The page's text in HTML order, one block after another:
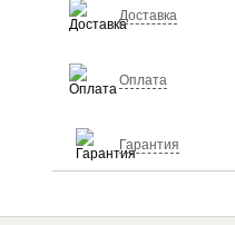
Доставка
Оплата
Гарантия